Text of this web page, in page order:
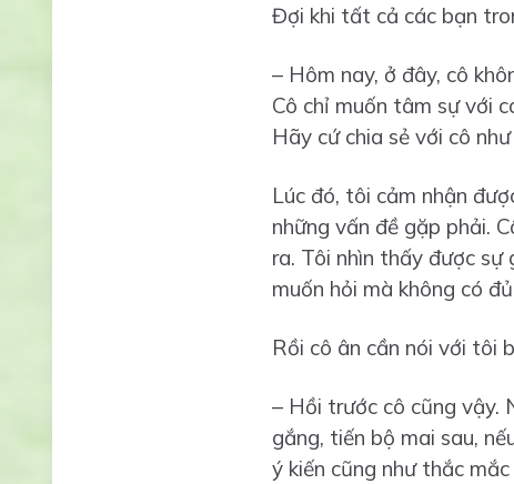
Đợi khi tất cả các bạn
– Hôm nay, ở đây, cô
Cô chỉ muốn tâm sự với
Hãy cứ chia sẻ với cô
Lúc đó, tôi cảm nhận
những vấn đề gặp phải.
ra. Tôi nhìn thấy được sự
muốn hỏi mà không có
Rồi cô ân cần nói với tôi
– Hồi trước cô cũng vậy.
gắng, tiến bộ mai sau,
ý kiến cũng như thắc